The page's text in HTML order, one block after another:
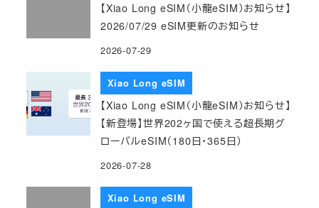
【Xiao Long eSIM（小龍eSIM）お知らせ】
2026/07/29 eSIM更新のお知らせ
2026-07-29
Xiao Long eSIM
【Xiao Long eSIM（小龍eSIM）お知らせ】
【新登場】世界202ヶ国で使える超長期グ
ローバルeSIM（180日・365日）
2026-07-28
Xiao Long eSIM